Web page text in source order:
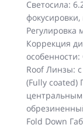
Светосила:
Регулировка
Коррекция
Roof Линзы:
(Fully coated)
Fold Down